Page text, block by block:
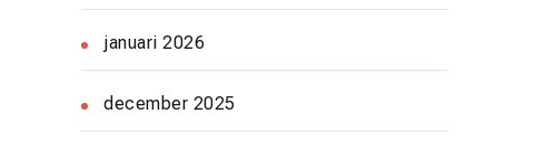
januari 2026
december 2025